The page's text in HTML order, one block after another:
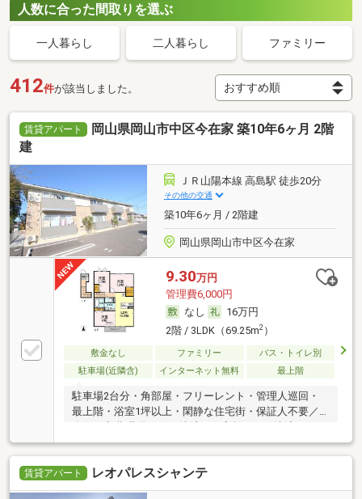
人数に合った間取りを選ぶ
一人暮らし 二人暮らし ファミリー
412件が該当しました。
賃貸アパート
岡山県岡山市中区今在家 築10年6ヶ月 2階
建
ＪＲ山陽本線 高島駅 徒歩20分
その他の交通
築10年6ヶ月 / 2階建
岡山県岡山市中区今在家
9.30万円
管理費6,000円
なし
16万円
2階 / 3LDK（69.25m2）
敷金なし ファミリー
バス・トイレ別
駐車場(近隣含)
インターネット無料 最上階
駐車場2台分・角部屋・フリーレント・管理人巡回・
最上階・浴室1坪以上・閑静な住宅街・保証人不要／
賃貸アパート レオパレスシャンテ